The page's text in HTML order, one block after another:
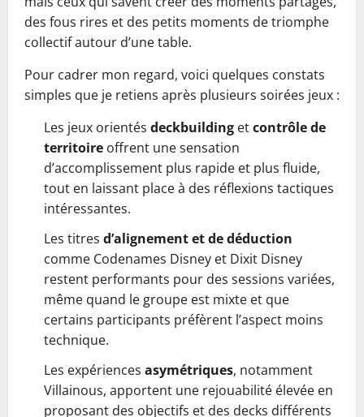
des fous rires et des petits moments de triomphe
collectif autour d’une table.
Pour cadrer mon regard, voici quelques constats
simples que je retiens après plusieurs soirées jeux :
Les jeux orientés deckbuilding etcontrôle de
territoire offrent une sensation
d’accomplissement plus rapide et plus fluide,
tout en laissant place à des réflexions tactiques
intéressantes.
Les titres d’alignement et de déduction
comme Codenames Disney et Dixit Disney
restent performants pour des sessions variées,
même quand le groupe est mixte et que
certains participants préfèrent l’aspect moins
technique.
Les expériences asymétriques, notamment
Villainous, apportent une rejouabilité élevée en
proposant des objectifs et des decks différents